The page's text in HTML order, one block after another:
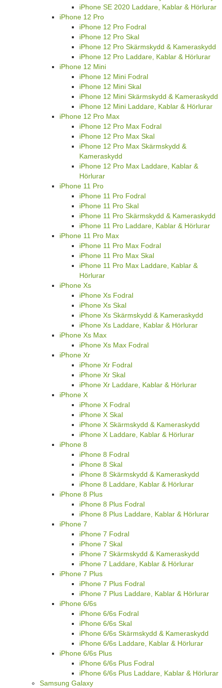
iPhone SE 2020 Laddare, Kablar & Hörlurar
iPhone 12 Pro
iPhone 12 Pro Fodral
iPhone 12 Pro Skal
iPhone 12 Pro Skärmskydd & Kameraskydd
iPhone 12 Pro Laddare, Kablar & Hörlurar
iPhone 12 Mini
iPhone 12 Mini Fodral
iPhone 12 Mini Skal
iPhone 12 Mini Skärmskydd & Kameraskydd
iPhone 12 Mini Laddare, Kablar & Hörlurar
iPhone 12 Pro Max
iPhone 12 Pro Max Fodral
iPhone 12 Pro Max Skal
iPhone 12 Pro Max Skärmskydd &
Kameraskydd
iPhone 12 Pro Max Laddare, Kablar &
Hörlurar
iPhone 11 Pro
iPhone 11 Pro Fodral
iPhone 11 Pro Skal
iPhone 11 Pro Skärmskydd & Kameraskydd
iPhone 11 Pro Laddare, Kablar & Hörlurar
iPhone 11 Pro Max
iPhone 11 Pro Max Fodral
iPhone 11 Pro Max Skal
iPhone 11 Pro Max Laddare, Kablar &
Hörlurar
iPhone Xs
iPhone Xs Fodral
iPhone Xs Skal
iPhone Xs Skärmskydd & Kameraskydd
iPhone Xs Laddare, Kablar & Hörlurar
iPhone Xs Max
iPhone Xs Max Fodral
iPhone Xr
iPhone Xr Fodral
iPhone Xr Skal
iPhone Xr Laddare, Kablar & Hörlurar
iPhone X
iPhone X Fodral
iPhone X Skal
iPhone X Skärmskydd & Kameraskydd
iPhone X Laddare, Kablar & Hörlurar
iPhone 8
iPhone 8 Fodral
iPhone 8 Skal
iPhone 8 Skärmskydd & Kameraskydd
iPhone 8 Laddare, Kablar & Hörlurar
iPhone 8 Plus
iPhone 8 Plus Fodral
iPhone 8 Plus Laddare, Kablar & Hörlurar
iPhone 7
iPhone 7 Fodral
iPhone 7 Skal
iPhone 7 Skärmskydd & Kameraskydd
iPhone 7 Laddare, Kablar & Hörlurar
iPhone 7 Plus
iPhone 7 Plus Fodral
iPhone 7 Plus Laddare, Kablar & Hörlurar
iPhone 6/6s
iPhone 6/6s Fodral
iPhone 6/6s Skal
iPhone 6/6s Skärmskydd & Kameraskydd
iPhone 6/6s Laddare, Kablar & Hörlurar
iPhone 6/6s Plus
iPhone 6/6s Plus Fodral
iPhone 6/6s Plus Laddare, Kablar & Hörlurar
Samsung Galaxy